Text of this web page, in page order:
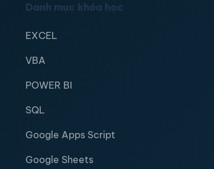
Danh mục khóa học
EXCEL
VBA
POWER BI
SQL
Google Apps Script
Google Sheets